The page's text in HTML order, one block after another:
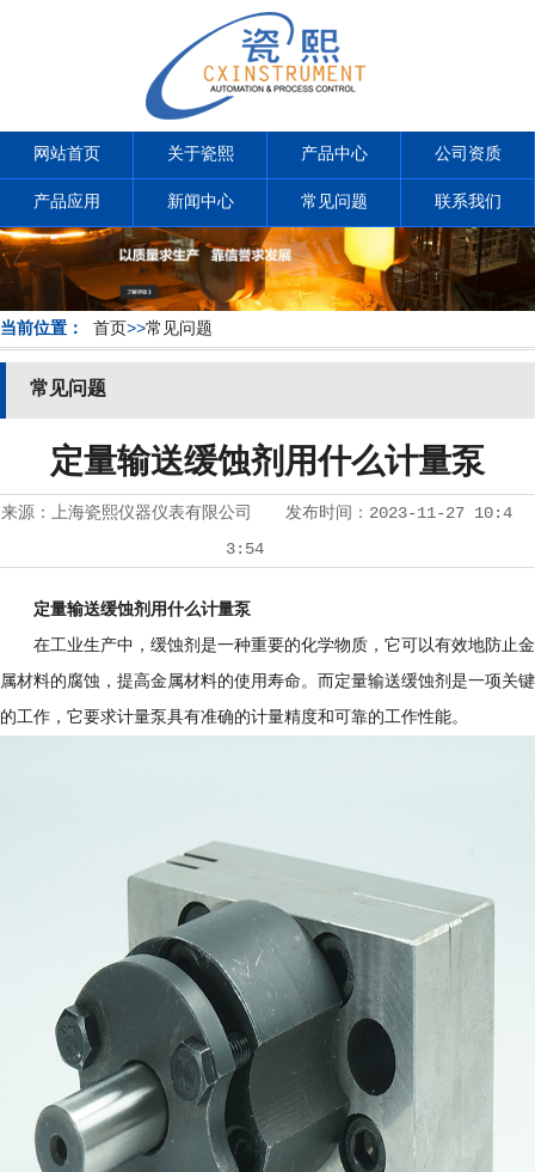
网站首页 关于瓷熙 产品中心 公司资质
产品应用 新闻中心 常见问题 联系我们
当前位置： 首页>>常见问题
常见问题
定量输送缓蚀剂用什么计量泵
来源： 上海瓷熙仪器仪表有限公司 发布时间： 2023-11-27 10:4
3:54
定量输送缓蚀剂用什么计量泵
在工业生产中，缓蚀剂是一种重要的化学物质，它可以有效地防止金
属材料的腐蚀，提高金属材料的使用寿命。而定量输送缓蚀剂是一项关键
的工作，它要求计量泵具有准确的计量精度和可靠的工作性能。